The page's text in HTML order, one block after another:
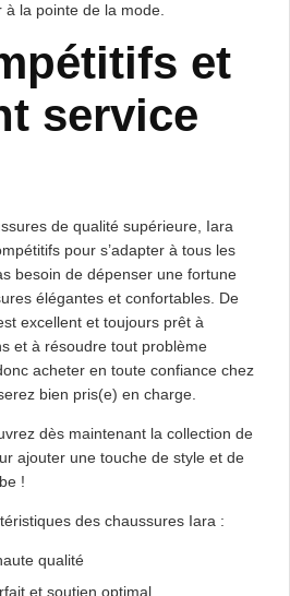
la pointe de la mode.
et
service
de qualité supérieure, Iara
pour s’adapter à tous les
besoin de dépenser une fortune
élégantes et confortables. De
excellent et toujours prêt à
et à résoudre tout problème
acheter en toute confiance chez
bien pris(e) en charge.
dès maintenant la collection de
ajouter une touche de style et de
!
des chaussures Iara :
qualité
et soutien optimal